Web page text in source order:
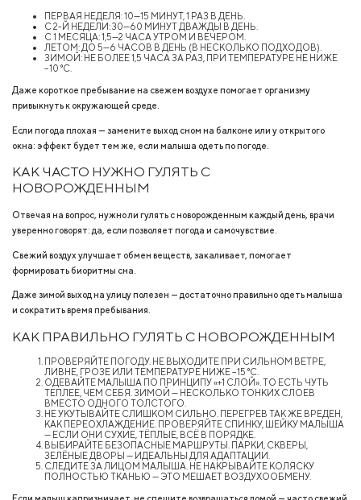
ПЕРВАЯ НЕДЕЛЯ: 10—15 МИНУТ, 1 РАЗ В ДЕНЬ.
С 2-Й НЕДЕЛИ: 30—60 МИНУТ ДВАЖДЫ В ДЕНЬ.
С 1 МЕСЯЦА: 1,5—2 ЧАСА УТРОМ И ВЕЧЕРОМ.
ЛЕТОМ: ДО 5—6 ЧАСОВ В ДЕНЬ (В НЕСКОЛЬКО ПОДХОДОВ).
ЗИМОЙ: НЕ БОЛЕЕ 1,5 ЧАСА ЗА РАЗ, ПРИ ТЕМПЕРАТУРЕ НЕ НИЖЕ
−10 °C.
Даже короткое пребывание на свежем воздухе помогает организму
привыкнуть к окружающей среде.
Если погода плохая — замените выход сном на балконе или у открытого
окна: эффект будет тем же, если малыша одеть по погоде.
КАК ЧАСТО НУЖНО ГУЛЯТЬ С
НОВОРОЖДЕННЫМ
Отвечая на вопрос, нужно ли гулять с новорожденным каждый день, врачи
уверенно говорят: да, если позволяет погода и самочувствие.
Свежий воздух улучшает обмен веществ, закаливает, помогает
формировать биоритмы сна.
Даже зимой выход на улицу полезен — достаточно правильно одеть малыша
и сократить время пребывания.
КАК ПРАВИЛЬНО ГУЛЯТЬ С НОВОРОЖДЕННЫМ
ПРОВЕРЯЙТЕ ПОГОДУ. НЕ ВЫХОДИТЕ ПРИ СИЛЬНОМ ВЕТРЕ,
ЛИВНЕ, ГРОЗЕ ИЛИ ТЕМПЕРАТУРЕ НИЖЕ −15 °C.
ОДЕВАЙТЕ МАЛЫША ПО ПРИНЦИПУ «+1 СЛОЙ». ТО ЕСТЬ ЧУТЬ
ТЕПЛЕЕ, ЧЕМ СЕБЯ. ЗИМОЙ — НЕСКОЛЬКО ТОНКИХ СЛОЕВ
ВМЕСТО ОДНОГО ТОЛСТОГО.
НЕ УКУТЫВАЙТЕ СЛИШКОМ СИЛЬНО. ПЕРЕГРЕВ ТАК ЖЕ ВРЕДЕН,
КАК ПЕРЕОХЛАЖДЕНИЕ. ПРОВЕРЯЙТЕ СПИНКУ, ШЕЙКУ МАЛЫША
— ЕСЛИ ОНИ СУХИЕ, ТЁПЛЫЕ, ВСЁ В ПОРЯДКЕ.
ВЫБИРАЙТЕ БЕЗОПАСНЫЕ МАРШРУТЫ. ПАРКИ, СКВЕРЫ,
ЗЕЛЁНЫЕ ДВОРЫ — ИДЕАЛЬНЫ ДЛЯ АДАПТАЦИИ.
СЛЕДИТЕ ЗА ЛИЦОМ МАЛЫША. НЕ НАКРЫВАЙТЕ КОЛЯСКУ
ПОЛНОСТЬЮ ТКАНЬЮ — ЭТО МЕШАЕТ ВОЗДУХООБМЕНУ.